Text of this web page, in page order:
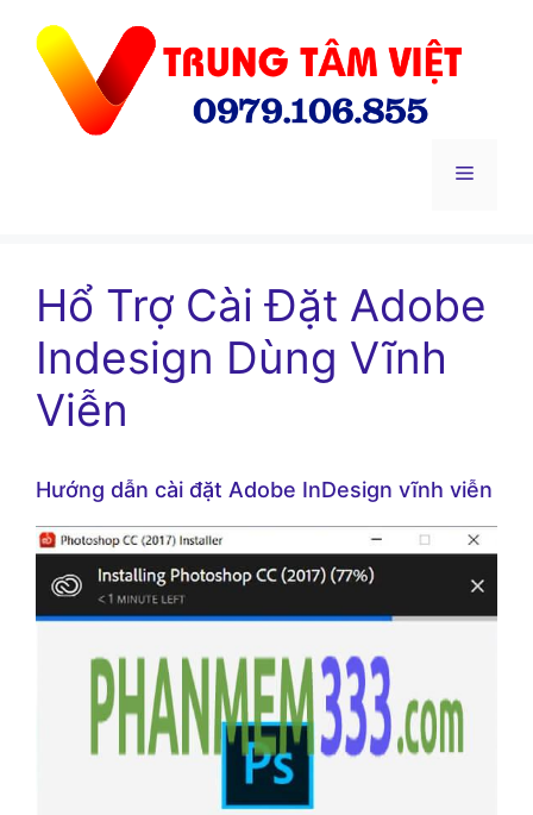
Menu
Hổ Trợ Cài Đặt Adobe
Indesign Dùng Vĩnh
Viễn
Hướng dẫn cài đặt Adobe InDesign vĩnh viễn